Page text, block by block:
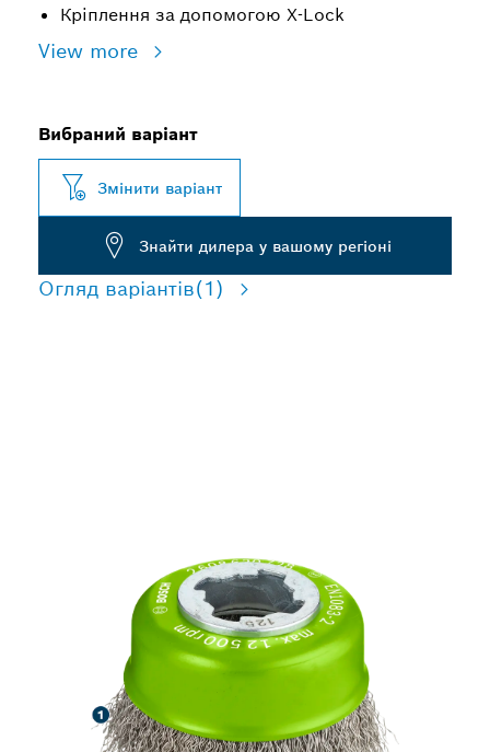
Кріплення за допомогою X-Lock
View more
Вибраний варіант
Змінити варіант
Знайти дилера у вашому регіоні
Огляд варіантів(1)